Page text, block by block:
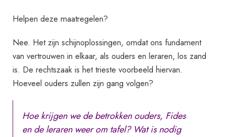
Helpen deze maatregelen?
Nee. Het zijn schijnoplossingen, omdat ons fundament
van vertrouwen in elkaar, als ouders en leraren, los zand
is. De rechtszaak is het trieste voorbeeld hiervan.
Hoeveel ouders zullen zijn gang volgen?
Hoe krijgen we de betrokken ouders, Fides
en de leraren weer om tafel? Wat is nodig